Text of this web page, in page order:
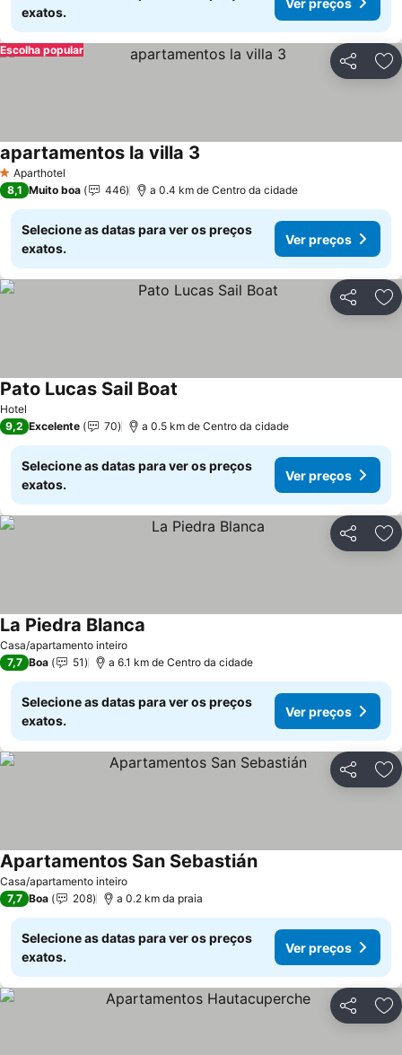
exatos.
Partilhar
Escolha popular
1 Estrelas
Aparthotel
apartamentos la villa 3
8,1 Muito boa 446 a 0.4 km de Centro da cidade
Selecione as datas para ver os preços
exatos.
Ver preços
Partilhar
Hotel
Pato Lucas Sail Boat
9,2 Excelente 70 a 0.5 km de Centro da cidade
Selecione as datas para ver os preços
exatos.
Ver preços
Partilhar
Casa/apartamento inteiro
La Piedra Blanca
7,7 Boa 51 a 6.1 km de Centro da cidade
Selecione as datas para ver os preços
exatos.
Ver preços
Partilhar
Casa/apartamento inteiro
Apartamentos San SebastiánVer preços
7,7 Boa 208 a 0.2 km da praia
Selecione as datas para ver os preços
exatos.
Ver preços
Partilhar